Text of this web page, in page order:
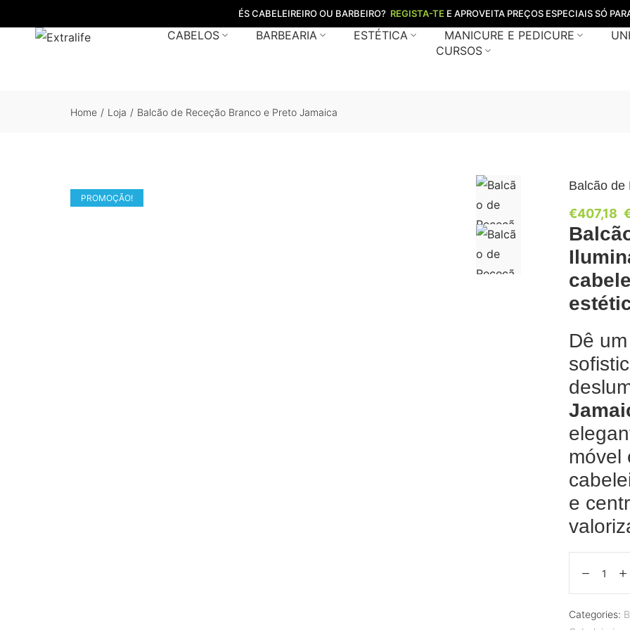
ÉS CABELEIREIRO OU BARBEIRO? REGISTA-TE E APROVEITA PREÇOS ESPECIAIS SÓ
CABELOS BARBEARIA ESTÉTICA MANICURE E PEDICURE
CURSOS
Home / Loja / Balcão de Receção Branco e Preto Jamaica
PROMOÇÃO!
Balcão de
€407,18
Dê
móvel
e
Categories: